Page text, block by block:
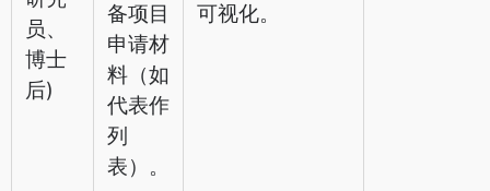
员、
博士
后)
备项目
申请材
料（如
代表作
列
表）。
可视化。